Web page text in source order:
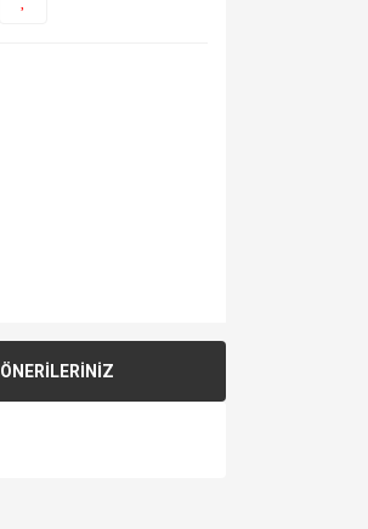
ÖNERİLERİNİZ